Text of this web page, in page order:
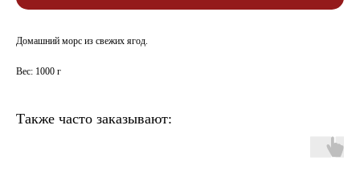
Домашний морс из свежих ягод.
Вес: 1000 г
Также часто заказывают: